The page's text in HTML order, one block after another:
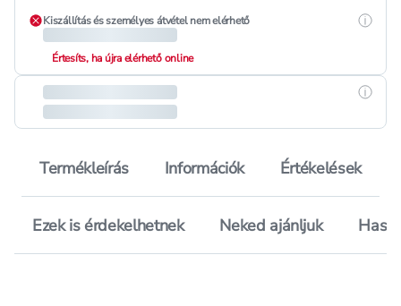
Kiszállítás és személyes átvétel nem elérhető
Értesíts, ha újra elérhető online
Termékleírás Információk Értékelések
Ezek is érdekelhetnek Neked ajánljuk